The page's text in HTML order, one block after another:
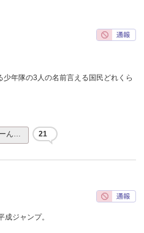
年隊の3人の名前言える国民どれくら
ん… 21
ジャンプ。